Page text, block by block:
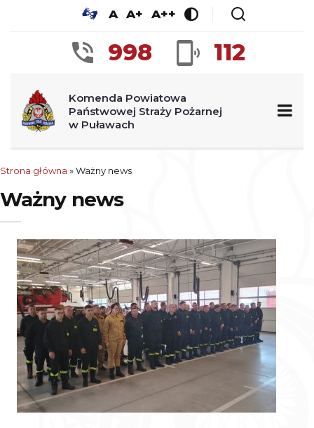
A A+ A++
998 112
Komenda Powiatowa
Państwowej Straży Pożarnej
w Puławach
Strona główna » Ważny news
Ważny news